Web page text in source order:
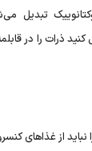
ذرات را در
از غذا‌های